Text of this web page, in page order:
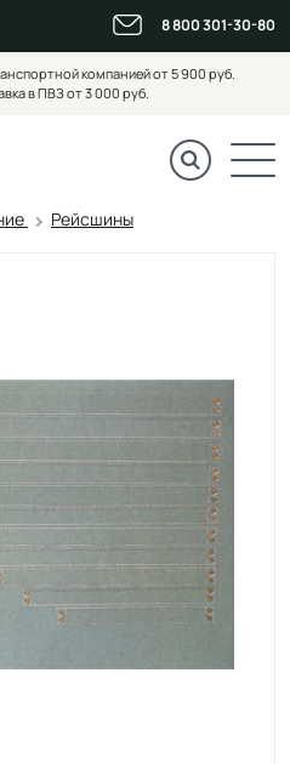
8 800 301-30-80
компанией от 5 900 руб.
в ПВЗ от 3 000 руб.
Рейсшины